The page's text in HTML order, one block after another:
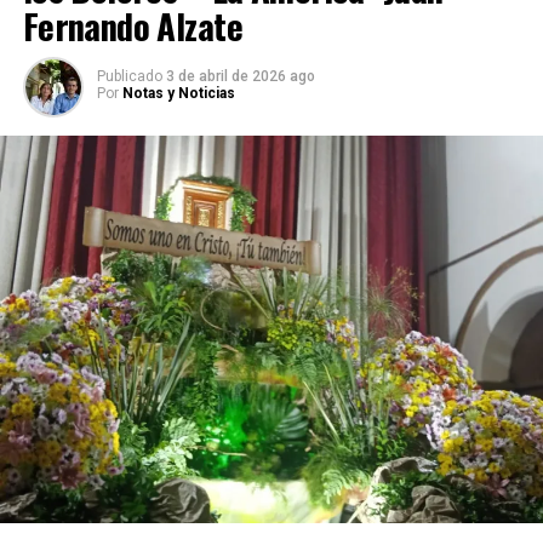
Fernando Alzate
Publicado 3 de abril de 2026 ago
Por Notas y Noticias